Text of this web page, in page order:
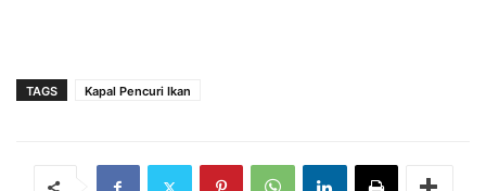
TAGS Kapal Pencuri Ikan